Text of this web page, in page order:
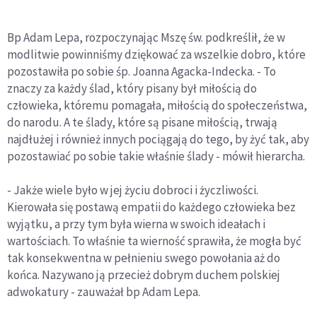
Bp Adam Lepa, rozpoczynając Mszę św. podkreślił, że w
modlitwie powinniśmy dziękować za wszelkie dobro, które
pozostawiła po sobie śp. Joanna Agacka-Indecka. - To
znaczy za każdy ślad, który pisany był miłością do
człowieka, któremu pomagała, miłością do społeczeństwa,
do narodu. A te ślady, które są pisane miłością, trwają
najdłużej i również innych pociągają do tego, by żyć tak, aby
pozostawiać po sobie takie właśnie ślady - mówił hierarcha.
- Jakże wiele było w jej życiu dobroci i życzliwości.
Kierowała się postawą empatii do każdego człowieka bez
wyjątku, a przy tym była wierna w swoich ideałach i
wartościach. To właśnie ta wierność sprawiła, że mogła być
tak konsekwentna w pełnieniu swego powołania aż do
końca. Nazywano ją przecież dobrym duchem polskiej
adwokatury - zauważał bp Adam Lepa.